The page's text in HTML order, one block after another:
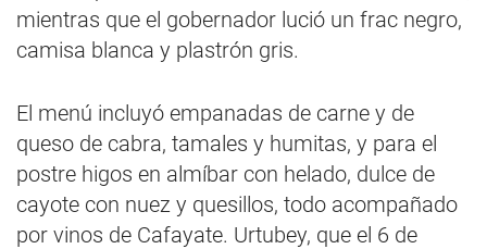
mientras que el gobernador lució un frac negro,
camisa blanca y plastrón gris.
El menú incluyó empanadas de carne y de
queso de cabra, tamales y humitas, y para el
postre higos en almíbar con helado, dulce de
cayote con nuez y quesillos, todo acompañado
por vinos de Cafayate. Urtubey, que el 6 de